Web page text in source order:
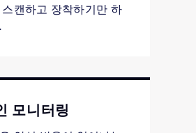
스캔하고 장착하기만 하
모니터링